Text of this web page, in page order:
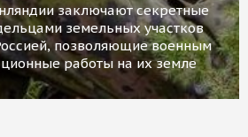
заключают секретные
земельных участков
позволяющие военным
работы на их земле